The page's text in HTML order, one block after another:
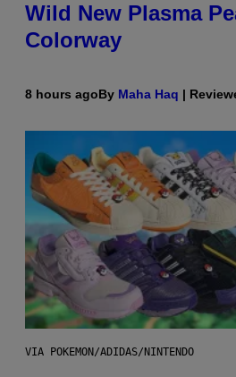
Wild New Plasma
Colorway
8 hours agoBy Maha Haq |
VIA POKEMON/ADIDAS/NINTENDO